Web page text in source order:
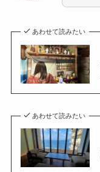
あわせて読みたい
あわせて読みたい